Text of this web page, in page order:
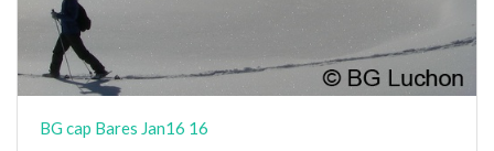
BG cap Bares Jan16 16